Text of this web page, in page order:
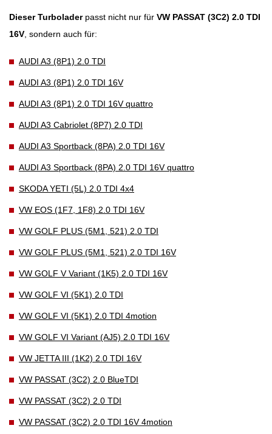
Dieser Turboladerpasst nicht nur für VW PASSAT (3C2) 2.0 TDI
16V , sondern auch für:
AUDI A3 (8P1) 2.0 TDI
AUDI A3 (8P1) 2.0 TDI 16V
AUDI A3 (8P1) 2.0 TDI 16V quattro
AUDI A3 Cabriolet (8P7) 2.0 TDI
AUDI A3 Sportback (8PA) 2.0 TDI 16V
AUDI A3 Sportback (8PA) 2.0 TDI 16V quattro
SKODA YETI (5L) 2.0 TDI 4x4
VW EOS (1F7, 1F8) 2.0 TDI 16V
VW GOLF PLUS (5M1, 521) 2.0 TDI
VW GOLF PLUS (5M1, 521) 2.0 TDI 16V
VW GOLF V Variant (1K5) 2.0 TDI 16V
VW GOLF VI (5K1) 2.0 TDI
VW GOLF VI (5K1) 2.0 TDI 4motion
VW GOLF VI Variant (AJ5) 2.0 TDI 16V
VW JETTA III (1K2) 2.0 TDI 16V
VW PASSAT (3C2) 2.0 BlueTDI
VW PASSAT (3C2) 2.0 TDI
VW PASSAT (3C2) 2.0 TDI 16V 4motion